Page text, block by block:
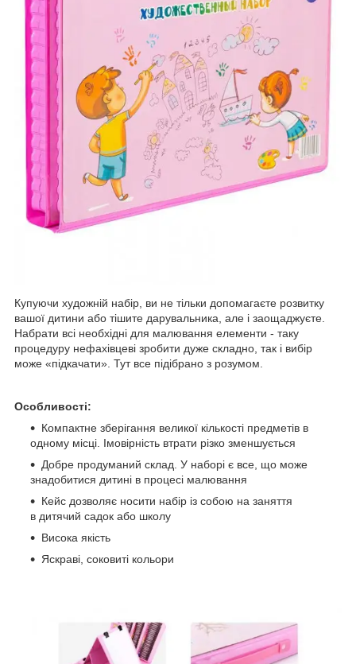
Купуючи художній набір, ви не тільки допомагаєте розвитку
вашої дитини або тішите дарувальника, але і заощаджуєте.
Набрати всі необхідні для малювання елементи - таку
процедуру нефахівцеві зробити дуже складно, так і вибір
може «підкачати». Тут все підібрано з розумом.
Особливості:
Компактне зберігання великої кількості предметів в
одному місці. Імовірність втрати різко зменшується
Добре продуманий склад. У наборі є все, що може
знадобитися дитині в процесі малювання
Кейс дозволяє носити набір із собою на заняття
в дитячий садок або школу
Висока якість
Яскраві, соковиті кольори